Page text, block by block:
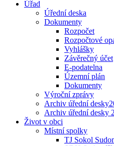
Úřad
Úřední deska
Dokumenty
Rozpočet
Rozpočtové
Vyhlášky
Závěrečný účet
E-podatelna
Územní plán
Dokumenty
Výroční zprávy
Archiv úřední
Archiv úřední desky
Život v obci
Místní spolky
TJ Sokol